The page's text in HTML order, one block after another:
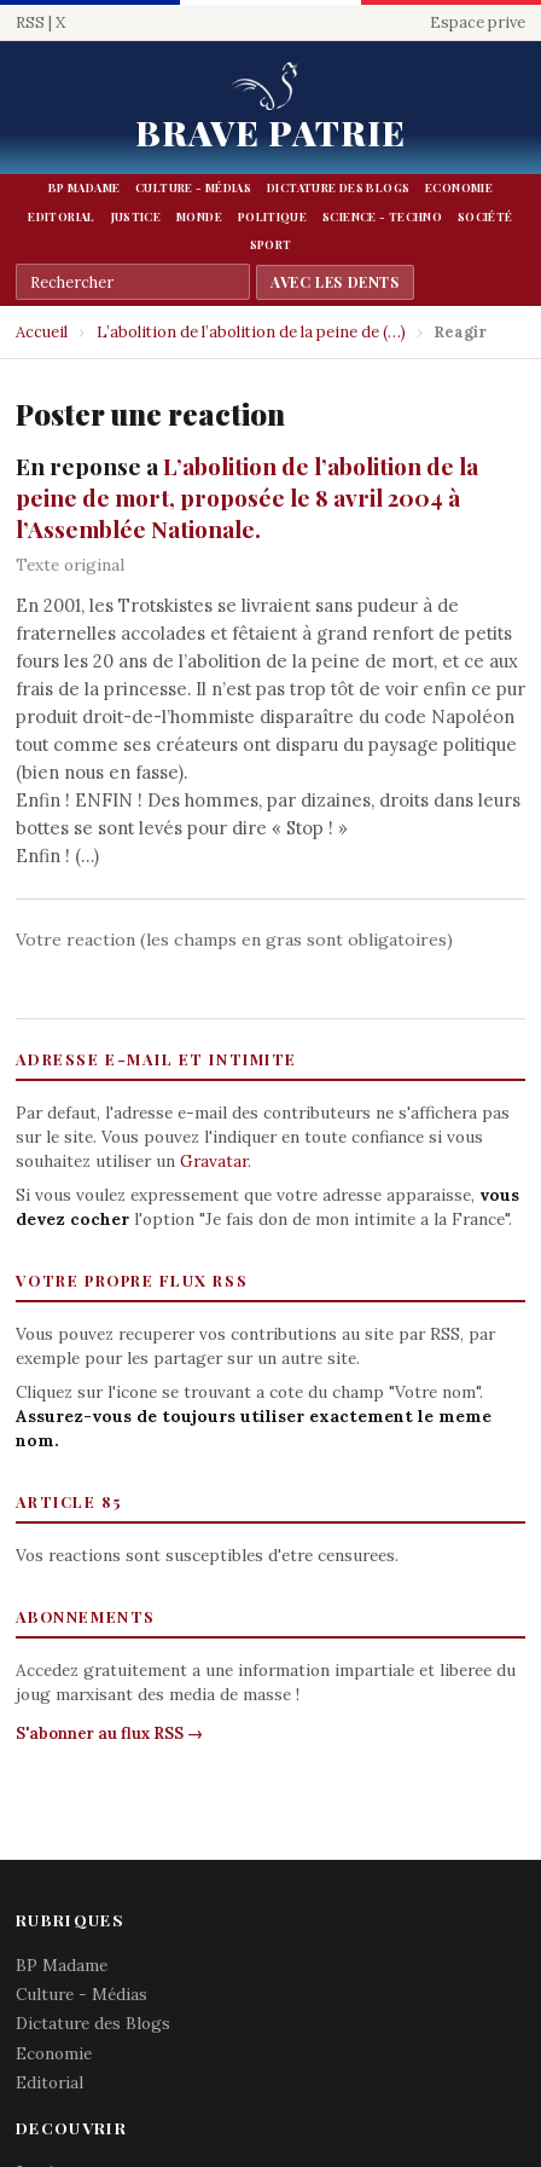
RSS | X Espace prive
BRAVE PATRIE
BP MADAME CULTURE - MÉDIAS DICTATURE DES BLOGS
ECONOMIE
EDITORIAL
JUSTICE MONDE POLITIQUE SCIENCE - TECHNO
SOCIÉTÉ
SPORT
Accueil › L’abolition de l’abolition de la peine de (…) › Reagir
Poster une reaction
En reponse aL’abolition de l’abolition de la
peine de mort, proposée le 8 avril 2004 à
l’Assemblée Nationale.
Texte original
En 2001, les Trotskistes se livraient sans pudeur à de
fraternelles accolades et fêtaient à grand renfort de petits
fours les 20 ans de l’abolition de la peine de mort, et ce aux
frais de la princesse. Il n’est pas trop tôt de voir enfin ce pur
produit droit-de-l’hommiste disparaître du code Napoléon
tout comme ses créateurs ont disparu du paysage politique
(bien nous en fasse).
Enfin ! ENFIN ! Des hommes, par dizaines, droits dans leurs
bottes se sont levés pour dire « Stop ! »
Enfin ! (…)
Votre reaction (les champs en gras sont obligatoires)
ADRESSE E-MAIL ET INTIMITE
Par defaut, l'adresse e-mail des contributeurs ne s'affichera pas
sur le site. Vous pouvez l'indiquer en toute confiance si vous
souhaitez utiliser un Gravatar.
Si vous voulez expressement que votre adresse apparaisse, vous
devez cocherl'option "Je fais don de mon intimite a la France".
VOTRE PROPRE FLUX RSS
Vous pouvez recuperer vos contributions au site par RSS, par
exemple pour les partager sur un autre site.
Cliquez sur l'icone se trouvant a cote du champ "Votre nom".
Assurez-vous de toujours utiliser exactement le meme
nom.
ARTICLE 85
Vos reactions sont susceptibles d'etre censurees.
ABONNEMENTS
Accedez gratuitement a une information impartiale et liberee du
joug marxisant des media de masse !
S'abonner au flux RSS →
RUBRIQUES
BP Madame
Culture - Médias
Dictature des Blogs
Economie
Editorial
DECOUVRIR